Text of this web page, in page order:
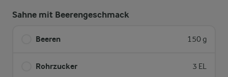
Sahne mit Beerengeschmack
Beeren 150 g
Rohrzucker 3 EL